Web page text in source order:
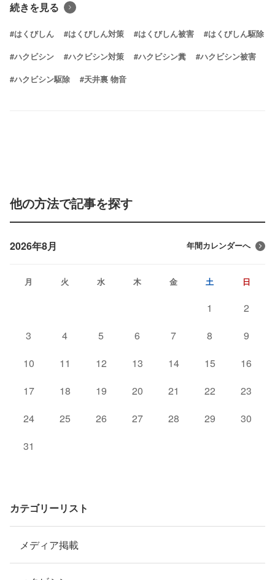
続きを見る
#はくびしん #はくびしん対策 #はくびしん被害 #はくびしん駆除
#ハクビシン #ハクビシン対策 #ハクビシン糞 #ハクビシン被害
#ハクビシン駆除 #天井裏 物音
他の方法で記事を探す
2026年8月 年間カレンダーへ
月 火 水 木 金 土 日
1
2
3
4 5 6 7 8
9
10
11 12 13 14 15
16
17
18 19 20 21 22
23
24
25 26 27 28 29
30
31
カテゴリーリスト
メディア掲載